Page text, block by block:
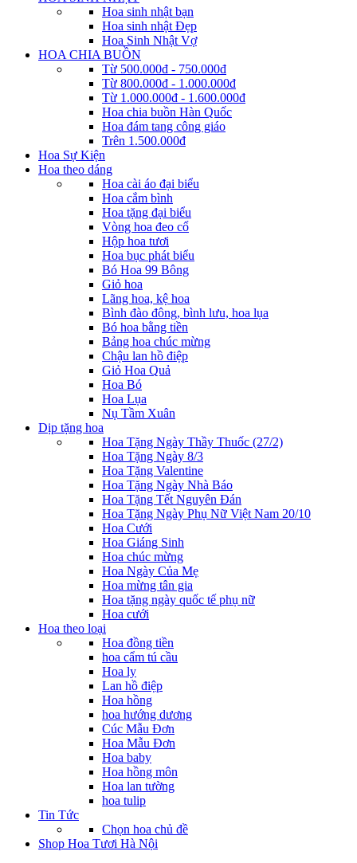
Hoa sinh nhật bạn
Hoa sinh nhật Đẹp
Hoa Sinh Nhật Vợ
HOA CHIA BUỒN
Từ 500.000đ - 750.000đ
Từ 800.000đ - 1.000.000đ
Từ 1.000.000đ - 1.600.000đ
Hoa chia buồn Hàn Quốc
Hoa đám tang công giáo
Trên 1.500.000đ
Hoa Sự Kiện
Hoa theo dáng
Hoa cài áo đại biểu
Hoa cắm bình
Hoa tặng đại biểu
Vòng hoa đeo cổ
Hộp hoa tươi
Hoa bục phát biểu
Bó Hoa 99 Bông
Giỏ hoa
Lãng hoa, kệ hoa
Bình đào đông, bình lưu, hoa lụa
Bó hoa bằng tiền
Bảng hoa chúc mừng
Chậu lan hồ điệp
Giỏ Hoa Quả
Hoa Bó
Hoa Lụa
Nụ Tầm Xuân
Dịp tặng hoa
Hoa Tặng Ngày Thầy Thuốc (27/2)
Hoa Tặng Ngày 8/3
Hoa Tặng Valentine
Hoa Tặng Ngày Nhà Báo
Hoa Tặng Tết Nguyên Đán
Hoa Tặng Ngày Phụ Nữ Việt Nam 20/10
Hoa Cưới
Hoa Giáng Sinh
Hoa chúc mừng
Hoa Ngày Của Mẹ
Hoa mừng tân gia
Hoa tặng ngày quốc tế phụ nữ
Hoa cưới
Hoa theo loại
Hoa đồng tiền
hoa cẩm tú cầu
Hoa ly
Lan hồ điệp
Hoa hồng
hoa hướng dương
Cúc Mẫu Đơn
Hoa Mẫu Đơn
Hoa baby
Hoa hồng môn
Hoa lan tường
hoa tulip
Tin Tức
Chọn hoa chủ đề
Shop Hoa Tươi Hà Nội